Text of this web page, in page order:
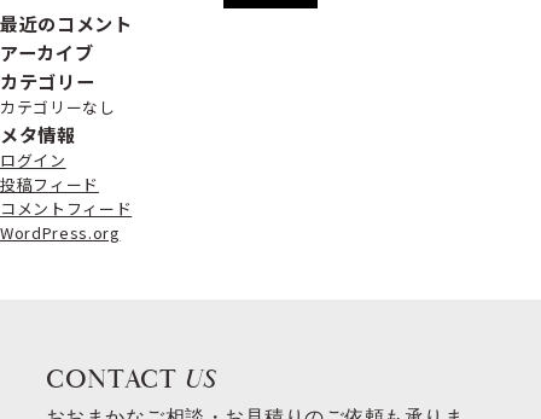
最近のコメント
アーカイブ
カテゴリー
カテゴリーなし
メタ情報
ログイン
投稿フィード
コメントフィード
WordPress.org
CONTACT US